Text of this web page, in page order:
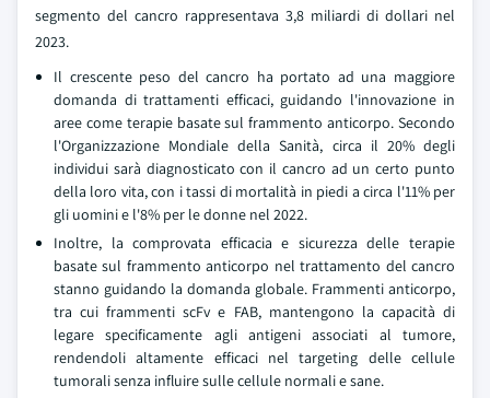
segmento del cancro rappresentava 3,8 miliardi di dollari nel
2023.
Il crescente peso del cancro ha portato ad una maggiore
domanda di trattamenti efficaci, guidando l'innovazione in
aree come terapie basate sul frammento anticorpo. Secondo
l'Organizzazione Mondiale della Sanità, circa il 20% degli
individui sarà diagnosticato con il cancro ad un certo punto
della loro vita, con i tassi di mortalità in piedi a circa l'11% per
gli uomini e l'8% per le donne nel 2022.
Inoltre, la comprovata efficacia e sicurezza delle terapie
basate sul frammento anticorpo nel trattamento del cancro
stanno guidando la domanda globale. Frammenti anticorpo,
tra cui frammenti scFv e FAB, mantengono la capacità di
legare specificamente agli antigeni associati al tumore,
rendendoli altamente efficaci nel targeting delle cellule
tumorali senza influire sulle cellule normali e sane.